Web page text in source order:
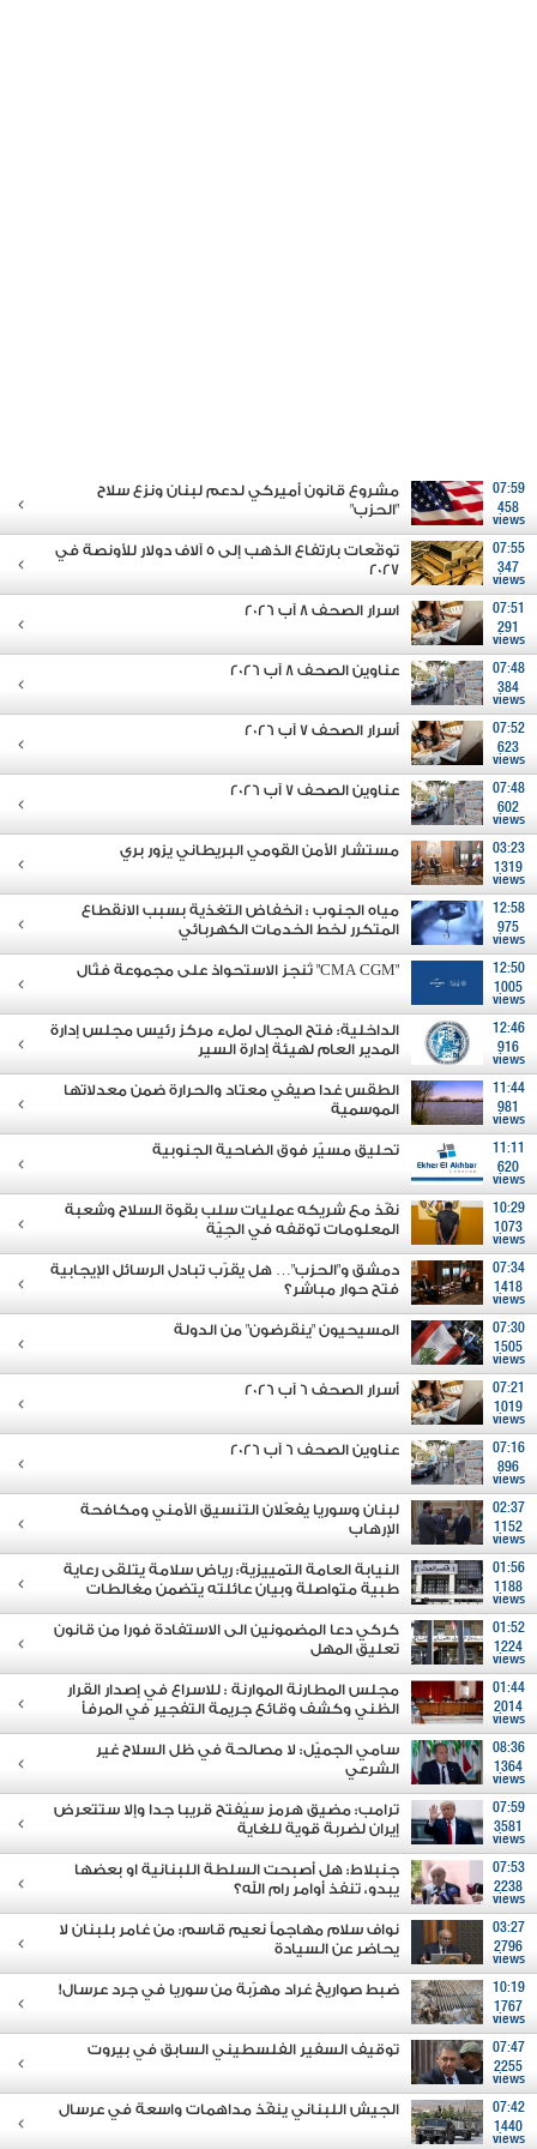
07:59
458
views
مشروع قانون أميركي لدعم لبنان ونزع سلاح
"الحزب"
07:55
347
views
توقّعات بارتفاع الذهب إلى 5 آلاف دولار للأونصة في
2027
07:51
291
views
اسرار الصحف 8 آب 2026
07:48
384
views
عناوين الصحف 8 آب 2026
07:52
623
views
أسرار الصحف 7 آب 2026
07:48
602
views
عناوين الصحف 7 آب 2026
03:23
1319
views
مستشار الأمن القومي البريطاني يزور بري
12:58
975
views
مياه الجنوب : انخفاض التغذية بسبب الانقطاع
المتكرر لخط الخدمات الكهربائي
12:50
1005
views
"CMA CGM" تُنجز الاستحواذ على مجموعة فتّال
12:46
916
views
الداخلية: فتح المجال لملء مركز رئيس مجلس إدارة
المدير العام لهيئة إدارة السير
11:44
981
views
الطقس غدا صيفي معتاد والحرارة ضمن معدلاتها
الموسمية
11:11
620
views
تحليق مسيّر فوق الضاحية الجنوبية
10:29
1073
views
نفّذ مع شريكه عمليات سلب بقوة السلاح وشعبة
المعلومات توقفه في الجِيّة
07:34
1418
views
دمشق و"الحزب"… هل يقرّب تبادل الرسائل الإيجابية
فتح حوار مباشر؟
07:30
1505
views
المسيحيون "ينقرضون" من الدولة
07:21
1019
views
أسرار الصحف 6 آب 2026
07:16
896
views
عناوين الصحف 6 آب 2026
02:37
1152
views
لبنان وسوريا يفعّلان التنسيق الأمني ومكافحة
الإرهاب
01:56
1188
views
النيابة العامة التمييزية: رياض سلامة يتلقى رعاية
طبية متواصلة وبيان عائلته يتضمن مغالطات
01:52
1224
views
كركي دعا المضمونين الى الاستفادة فورا من قانون
تعليق المهل
01:44
2014
views
مجلس المطارنة الموارنة : للاسراع في إصدار القرار
الظني وكشف وقائع جريمة التفجير في المرفأ
08:36
1364
views
سامي الجميّل: لا مصالحة في ظل السلاح غير
الشرعي
07:59
3581
views
ترامب: مضيق هرمز سيُفتح قريبا جدا وإلا ستتعرض
إيران لضربة قوية للغاية
07:53
2238
views
جنبلاط: هل أصبحت السلطة اللبنانية او بعضها
يبدو، تنفذ أوامر رام الله؟
03:27
2796
views
نواف سلام مهاجماً نعيم قاسم: من غامر بلبنان لا
يحاضر عن السيادة
10:19
1767
views
ضبط صواريخ غراد مهرّبة من سوريا في جرد عرسال!
07:47
2255
views
توقيف السفير الفلسطيني السابق في بيروت
07:42
1440
views
الجيش اللبناني ينفّذ مداهمات واسعة في عرسال